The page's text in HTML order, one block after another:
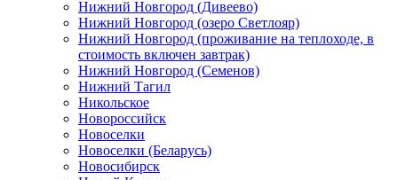
Нижний Новгород (Дивеево)
Нижний Новгород (озеро Светлояр)
Нижний Новгород (проживание на теплоходе, в
стоимость включен завтрак)
Нижний Новгород (Семенов)
Нижний Тагил
Никольское
Новороссийск
Новоселки
Новоселки (Беларусь)
Новосибирск